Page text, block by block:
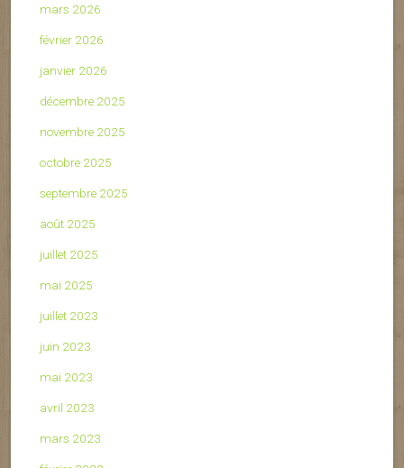
mars 2026
février 2026
janvier 2026
décembre 2025
novembre 2025
octobre 2025
septembre 2025
août 2025
juillet 2025
mai 2025
juillet 2023
juin 2023
mai 2023
avril 2023
mars 2023